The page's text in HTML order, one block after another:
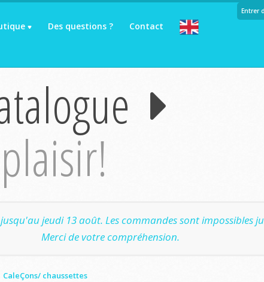
Des questions ? Contact
Entrer
jeudi 13 août. Les commandes sont impossibles
Merci de votre compréhension.
CaleÇons/ chaussettes